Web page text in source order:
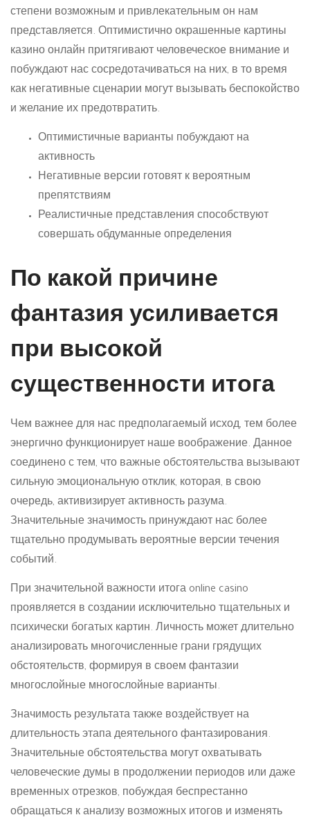
степени возможным и привлекательным он нам
представляется. Оптимистично окрашенные картины
казино онлайн притягивают человеческое внимание и
побуждают нас сосредотачиваться на них, в то время
как негативные сценарии могут вызывать беспокойство
и желание их предотвратить.
Оптимистичные варианты побуждают на
активность
Негативные версии готовят к вероятным
препятствиям
Реалистичные представления способствуют
совершать обдуманные определения
По какой причине
фантазия усиливается
при высокой
существенности итога
Чем важнее для нас предполагаемый исход, тем более
энергично функционирует наше воображение. Данное
соединено с тем, что важные обстоятельства вызывают
сильную эмоциональную отклик, которая, в свою
очередь, активизирует активность разума.
Значительные значимость принуждают нас более
тщательно продумывать вероятные версии течения
событий.
При значительной важности итога online casino
проявляется в создании исключительно тщательных и
психически богатых картин. Личность может длительно
анализировать многочисленные грани грядущих
обстоятельств, формируя в своем фантазии
многослойные многослойные варианты.
Значимость результата также воздействует на
длительность этапа деятельного фантазирования.
Значительные обстоятельства могут охватывать
человеческие думы в продолжении периодов или даже
временных отрезков, побуждая беспрестанно
обращаться к анализу возможных итогов и изменять